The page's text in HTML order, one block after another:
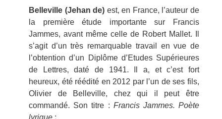
Belleville (Jehan de) est, en France, l’auteur de
la première étude importante sur Francis
Jammes, avant même celle de Robert Mallet. Il
s’agit d’un très remarquable travail en vue de
l’obtention d’un Diplôme d’Etudes Supérieures
de Lettres, daté de 1941. Il a, et c’est fort
heureux, été réédité en 2012 par l’un de ses fils,
Olivier de Belleville, chez qui il peut être
commandé. Son titre : Francis Jammes. Poète
lyrique :